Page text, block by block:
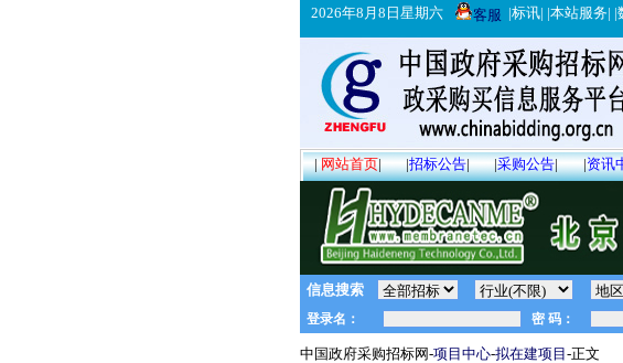
2026年8月8日星期六 客服 |标讯| |本站服务| |
|网站首页| |招标公告| |采购公告| |资讯
信息搜索
中国政府采购招标网-项目中心-拟在建项目 -正文